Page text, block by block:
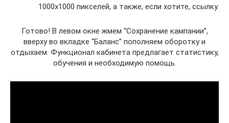
1000х1000 пикселей, а также, если хотите, ссылку.
Готово! В левом окне жмем “Сохранение кампании”,
вверху во вкладке “Баланс” пополняем оборотку и
отдыхаем. Функционал кабинета предлагает статистику,
обучения и необходимую помощь.